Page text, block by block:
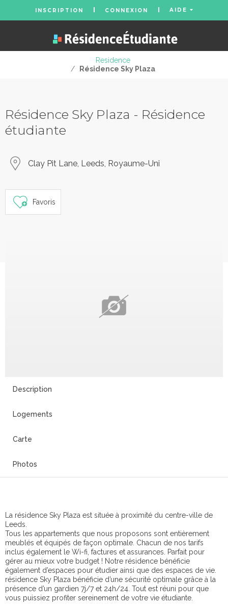
INSCRIPTION CONNEXION AIDE
Residence
/
Résidence Sky Plaza
Résidence Sky Plaza - Résidence
étudiante
Clay Pit Lane, Leeds, Royaume-Uni
Favoris
Description
Logements
Carte
Photos
La résidence Sky Plaza est située à proximité du centre-ville de
Leeds.
Tous les appartements que nous proposons sont entièrement
meublés et équipés de façon optimale. Chacun de nos tarifs
inclus également le Wi-fi, factures et assurances. Parfait pour
gérer au mieux votre budget ! Notre résidence bénéficie
également d’espaces pour étudier ainsi que des espaces de vie.
résidence Sky Plaza bénéficie d’une sécurité optimale grâce à la
présence d’un gardien 7j/7 et 24h/24. Tout est réuni pour que
vous puissiez profiter sereinement de votre vie étudiante.